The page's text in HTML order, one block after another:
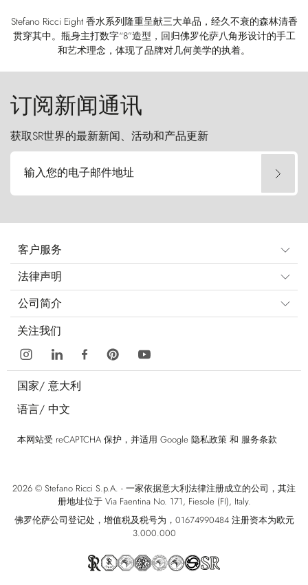
Stefano Ricci Eight 香水系列隆重呈献三大单品，经久不衰的森林清香
贯穿其中。瓶身主打数字“8”造型，回归佛罗伦萨八角形设计的手工
和艺术理念，体现了品牌对几何美学的执着。
订阅新闻通讯
获取SR世界的最新新闻、活动和产品更新
输入您的电子邮件地址
客户服务
法律声明
公司简介
关注我们
国家/ 意大利
语言/ 中文
本网站受 reCAPTCHA 保护，并适用 Google 隐私政策 和 服务条款
2026 © Stefano Ricci S.p.A. - 一家依据意大利法律注册成立的公司，其注
册地址位于 Via Faentina No. 171, Fiesole (FI), Italy.
佛罗伦萨公司登记处，增值税及税号为，01674990484 注册资本为欧元
3.000.000